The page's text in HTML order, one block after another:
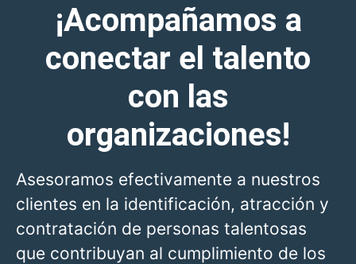
¡Acompañamos a
conectar el talento
con las
organizaciones!
Asesoramos efectivamente a nuestros
clientes en la identificación, atracción y
contratación de personas talentosas
que contribuyan al cumplimiento de los